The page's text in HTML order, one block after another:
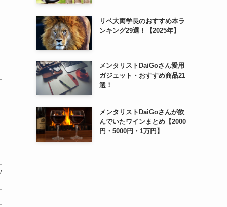
リベ大両学長のおすすめ本ラ
ンキング29選！【2025年】
メンタリストDaiGoさん愛用
ガジェット・おすすめ商品21
選！
メンタリストDaiGoさんが飲
んでいたワインまとめ【2000
円・5000円・1万円】